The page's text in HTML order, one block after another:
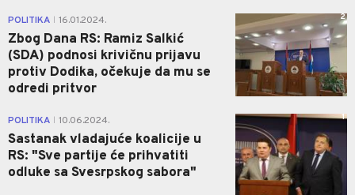
POLITIKA 16.01.2024.
Zbog Dana RS: Ramiz Salkić
(SDA) podnosi krivičnu prijavu
protiv Dodika, očekuje da mu se
odredi pritvor
2
POLITIKA 10.06.2024.
Sastanak vladajuće koalicije u
RS: "Sve partije će prihvatiti
odluke sa Svesrpskog sabora"
1